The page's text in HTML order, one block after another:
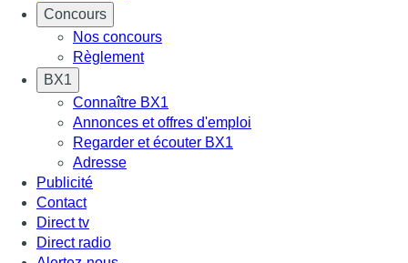
Concours
Nos concours
Règlement
BX1
Connaître BX1
Annonces et offres d'emploi
Regarder et écouter BX1
Adresse
Publicité
Contact
Direct tv
Direct radio